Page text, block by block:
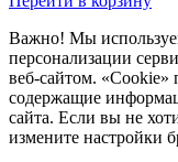
Важно! Мы
персонализации
веб-сайтом. «Cookie»
содержащие
сайта. Если вы не
измените настройки